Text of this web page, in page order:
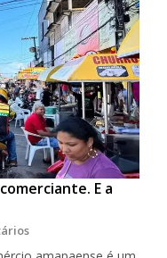
E a